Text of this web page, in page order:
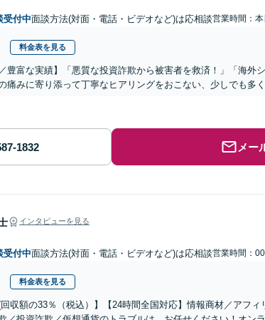
受付中面談方法(対面・電話・ビデオなど)は応相談営業時間：本
料金表を見る
豊富な実績】「悪質な投資詐欺から被害者を救済！」「海外
痛みに寄り添って丁寧なヒアリングをおこない、少しでも多
メー
インタビューを見る
受付中面談方法(対面・電話・ビデオなど)は応相談営業時間：
料金表を見る
回収額の33％（税込）】【24時間全国対応】情報商材／アフ